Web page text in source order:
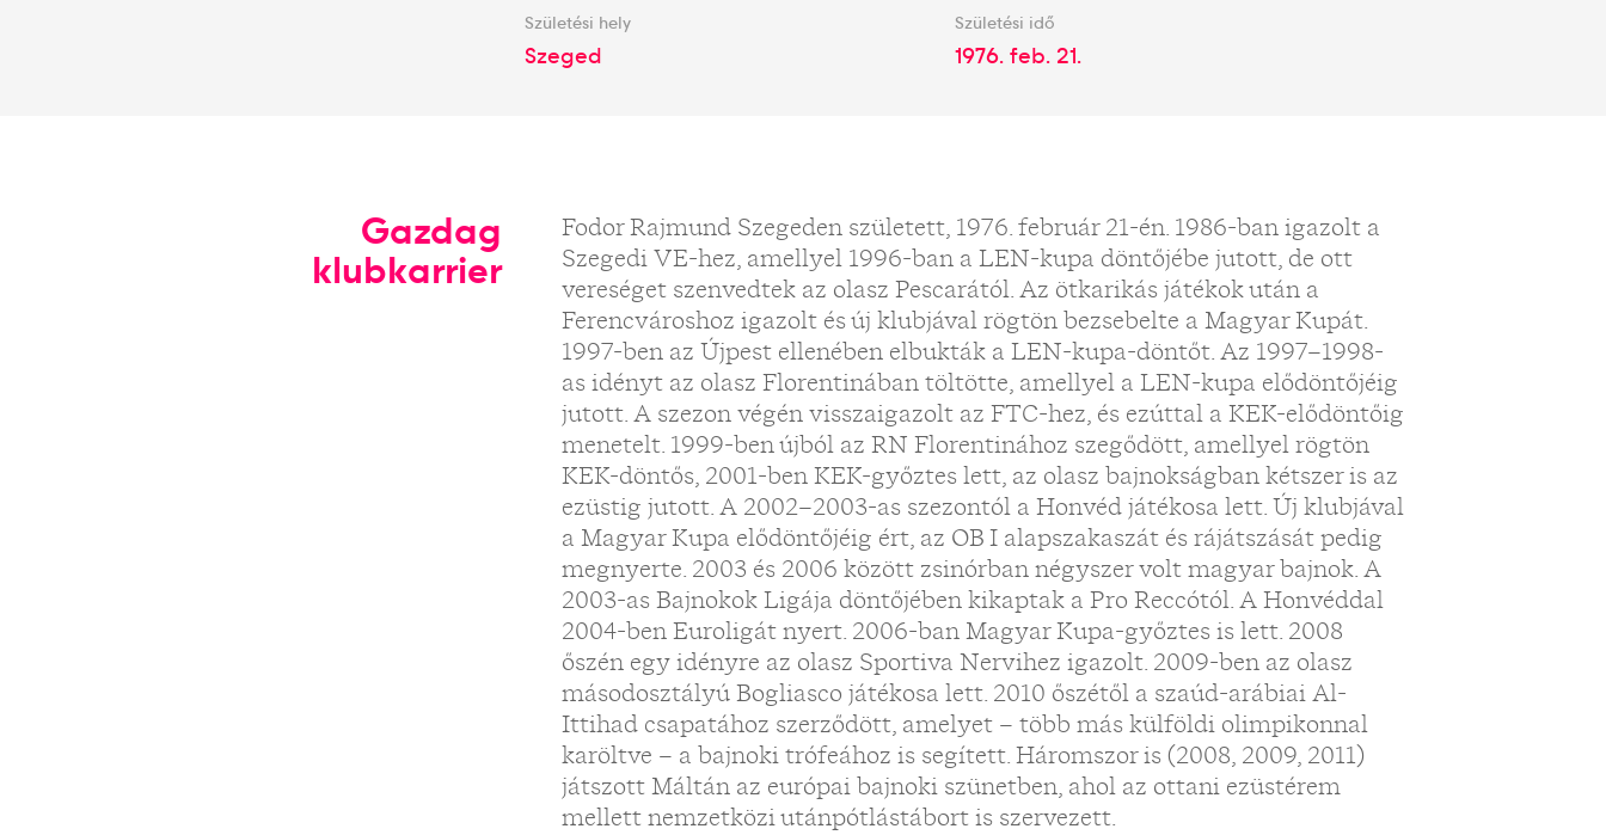
Születési hely
Szeged
Születési idő
1976. feb. 21.
Gazdag
klubkarrier
Fodor Rajmund Szegeden született, 1976. február 21-én. 1986-ban igazolt a
Szegedi VE-hez, amellyel 1996-ban a LEN-kupa döntőjébe jutott, de ott
vereséget szenvedtek az olasz Pescarától. Az ötkarikás játékok után a
Ferencvároshoz igazolt és új klubjával rögtön bezsebelte a Magyar Kupát.
1997-ben az Újpest ellenében elbukták a LEN-kupa-döntőt. Az 1997–1998-
as idényt az olasz Florentinában töltötte, amellyel a LEN-kupa elődöntőjéig
jutott. A szezon végén visszaigazolt az FTC-hez, és ezúttal a KEK-elődöntőig
menetelt. 1999-ben újból az RN Florentinához szegődött, amellyel rögtön
KEK-döntős, 2001-ben KEK-győztes lett, az olasz bajnokságban kétszer is az
ezüstig jutott. A 2002–2003-as szezontól a Honvéd játékosa lett. Új klubjával
a Magyar Kupa elődöntőjéig ért, az OB I alapszakaszát és rájátszását pedig
megnyerte. 2003 és 2006 között zsinórban négyszer volt magyar bajnok. A
2003-as Bajnokok Ligája döntőjében kikaptak a Pro Reccótól. A Honvéddal
2004-ben Euroligát nyert. 2006-ban Magyar Kupa-győztes is lett. 2008
őszén egy idényre az olasz Sportiva Nervihez igazolt. 2009-ben az olasz
másodosztályú Bogliasco játékosa lett. 2010 őszétől a szaúd-arábiai Al-
Ittihad csapatához szerződött, amelyet – több más külföldi olimpikonnal
karöltve – a bajnoki trófeához is segített. Háromszor is (2008, 2009, 2011)
játszott Máltán az európai bajnoki szünetben, ahol az ottani ezüstérem
mellett nemzetközi utánpótlástábort is szervezett.